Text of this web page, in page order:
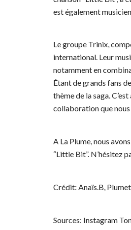
est également
Le groupe Trinix,
international. Leur
notamment en
Étant de grands fans
thème de la saga.
collaboration que
A La Plume, nous
“Little Bit”. N’hésitez
Crédit: Anaïs.B,
Sources: Instagram